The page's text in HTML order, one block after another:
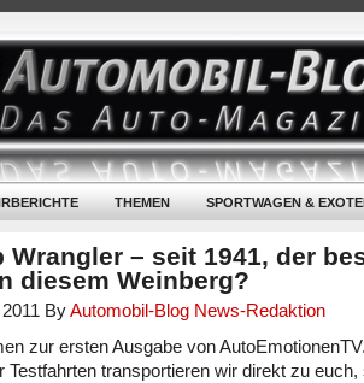
THEMEN SPORTWAGEN &
Wrangler – seit 1941, der
diesem Weinberg?
ByAutomobil-Blog News-Redaktion
zur ersten Ausgabe von
Testfahrten transportieren wir direkt zu euch,